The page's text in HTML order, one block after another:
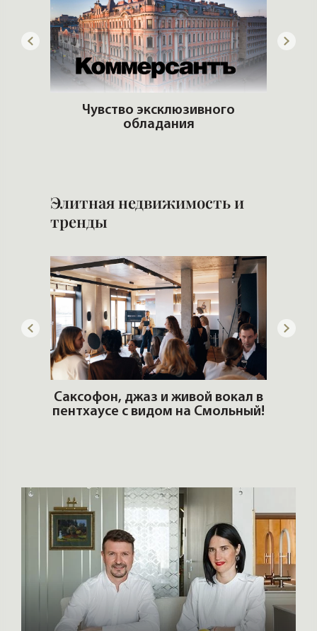
Чувство эксклюзивного
обладания
Элитная недвижимость и
тренды
Саксофон, джаз и живой вокал в
пентхаусе с видом на Смольный!